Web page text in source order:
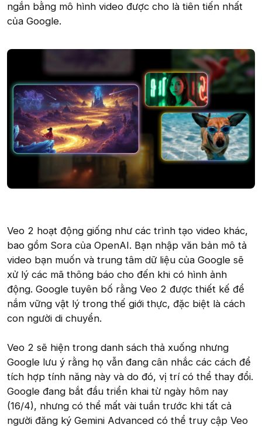
ngắn bằng mô hình video được cho là tiên tiến nhất
của Google.
Veo 2 hoạt động giống như các trình tạo video khác,
bao gồm Sora của OpenAI. Bạn nhập văn bản mô tả
video bạn muốn và trung tâm dữ liệu của Google sẽ
xử lý các mã thông báo cho đến khi có hình ảnh
động. Google tuyên bố rằng Veo 2 được thiết kế để
nắm vững vật lý trong thế giới thực, đặc biệt là cách
con người di chuyển.
Veo 2 sẽ hiện trong danh sách thả xuống nhưng
Google lưu ý rằng họ vẫn đang cân nhắc các cách để
tích hợp tính năng này và do đó, vị trí có thể thay đổi.
Google đang bắt đầu triển khai từ ngày hôm nay
(16/4), nhưng có thể mất vài tuần trước khi tất cả
người đăng ký Gemini Advanced có thể truy cập Veo